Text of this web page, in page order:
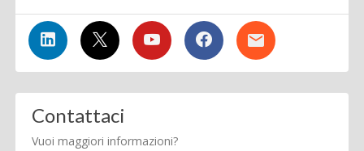
Contattaci
Vuoi maggiori informazioni?